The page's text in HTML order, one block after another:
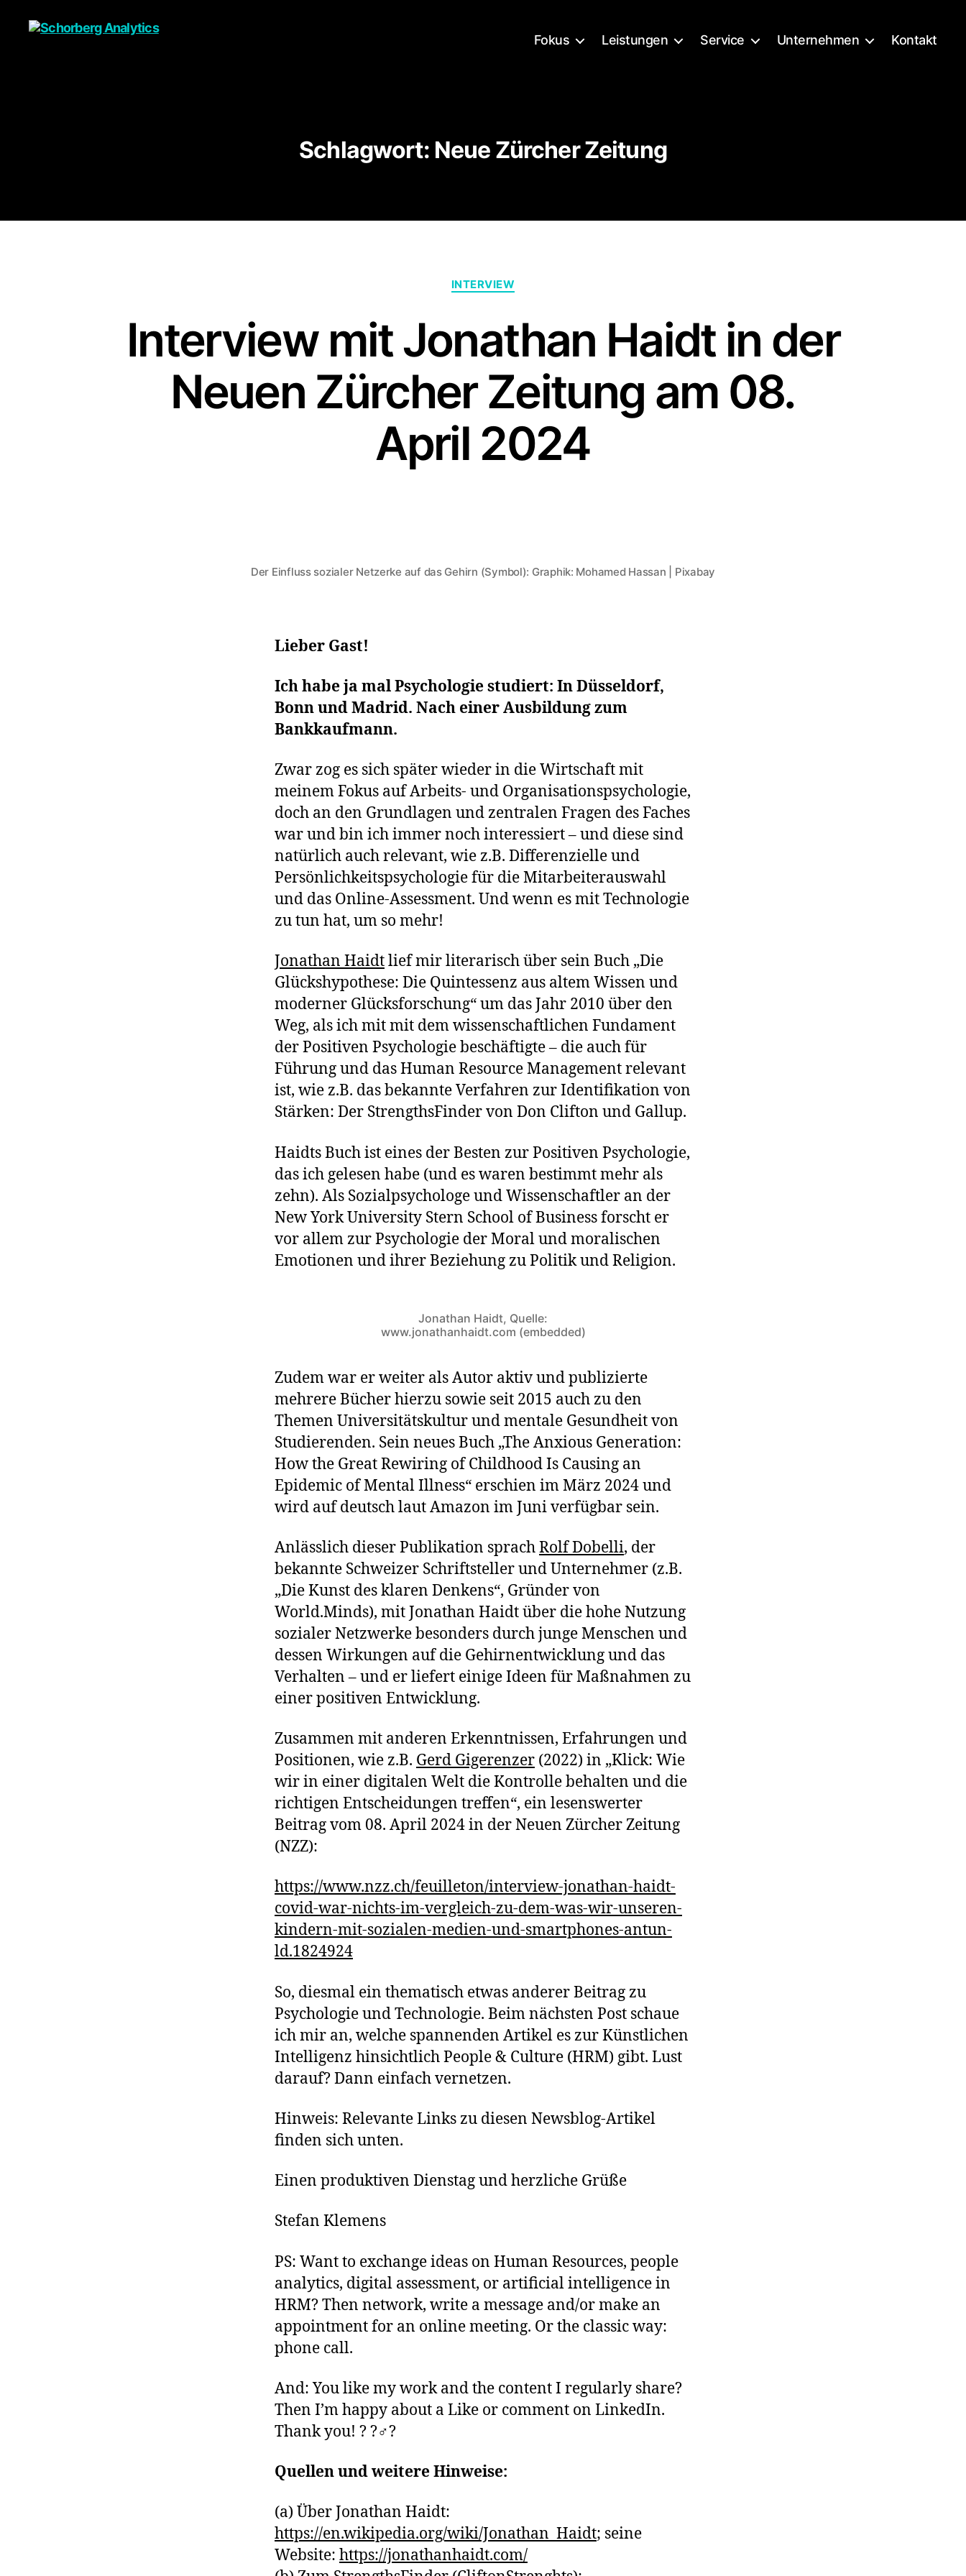
Fokus Leistungen Service Unternehmen Kontakt
Schlagwort: Neue Zürcher Zeitung
Kategorien
INTERVIEW
Interview mit Jonathan Haidt in der
Neuen Zürcher Zeitung am 08.
April 2024
Der Einfluss sozialer Netzerke auf das Gehirn (Symbol): Graphik: Mohamed Hassan | Pixabay
Lieber Gast!
Ich habe ja mal Psychologie studiert: In Düsseldorf,
Bonn und Madrid. Nach einer Ausbildung zum
Bankkaufmann.
Zwar zog es sich später wieder in die Wirtschaft mit
meinem Fokus auf Arbeits- und Organisationspsychologie,
doch an den Grundlagen und zentralen Fragen des Faches
war und bin ich immer noch interessiert – und diese sind
natürlich auch relevant, wie z.B. Differenzielle und
Persönlichkeitspsychologie für die Mitarbeiterauswahl
und das Online-Assessment. Und wenn es mit Technologie
zu tun hat, um so mehr!
Jonathan Haidtlief mir literarisch über sein Buch „Die
Glückshypothese: Die Quintessenz aus altem Wissen und
moderner Glücksforschung“ um das Jahr 2010 über den
Weg, als ich mit mit dem wissenschaftlichen Fundament
der Positiven Psychologie beschäftigte – die auch für
Führung und das Human Resource Management relevant
ist, wie z.B. das bekannte Verfahren zur Identifikation von
Stärken: Der StrengthsFinder von Don Clifton und Gallup.
Haidts Buch ist eines der Besten zur Positiven Psychologie,
das ich gelesen habe (und es waren bestimmt mehr als
zehn). Als Sozialpsychologe und Wissenschaftler an der
New York University Stern School of Business forscht er
vor allem zur Psychologie der Moral und moralischen
Emotionen und ihrer Beziehung zu Politik und Religion.
Jonathan Haidt, Quelle:
www.jonathanhaidt.com (embedded)
Zudem war er weiter als Autor aktiv und publizierte
mehrere Bücher hierzu sowie seit 2015 auch zu den
Themen Universitätskultur und mentale Gesundheit von
Studierenden. Sein neues Buch „The Anxious Generation:
How the Great Rewiring of Childhood Is Causing an
Epidemic of Mental Illness“ erschien im März 2024 und
wird auf deutsch laut Amazon im Juni verfügbar sein.
Anlässlich dieser Publikation sprachRolf Dobelli, der
bekannte Schweizer Schriftsteller und Unternehmer (z.B.
„Die Kunst des klaren Denkens“, Gründer von
World.Minds), mit Jonathan Haidt über die hohe Nutzung
sozialer Netzwerke besonders durch junge Menschen und
dessen Wirkungen auf die Gehirnentwicklung und das
Verhalten – und er liefert einige Ideen für Maßnahmen zu
einer positiven Entwicklung.
Zusammen mit anderen Erkenntnissen, Erfahrungen und
Positionen, wie z.B. Gerd Gigerenzer (2022) in „Klick: Wie
wir in einer digitalen Welt die Kontrolle behalten und die
richtigen Entscheidungen treffen“, ein lesenswerter
Beitrag vom 08. April 2024 in der Neuen Zürcher Zeitung
(NZZ):
https://www.nzz.ch/feuilleton/interview-jonathan-haidt-
covid-war-nichts-im-vergleich-zu-dem-was-wir-unseren-
kindern-mit-sozialen-medien-und-smartphones-antun-
ld.1824924
So, diesmal ein thematisch etwas anderer Beitrag zu
Psychologie und Technologie. Beim nächsten Post schaue
ich mir an, welche spannenden Artikel es zur Künstlichen
Intelligenz hinsichtlich People & Culture (HRM) gibt. Lust
darauf? Dann einfach vernetzen.
Hinweis: Relevante Links zu diesen Newsblog-Artikel
finden sich unten.
Einen produktiven Dienstag und herzliche Grüße
Stefan Klemens
PS: Want to exchange ideas on Human Resources, people
analytics, digital assessment, or artificial intelligence in
HRM? Then network, write a message and/or make an
appointment for an online meeting. Or the classic way:
phone call.
And: You like my work and the content I regularly share?
Then I’m happy about a Like or comment on LinkedIn.
Thank you! ? ?‍♂️?
Quellen und weitere Hinweise:
(a) Über Jonathan Haidt:
https://en.wikipedia.org/wiki/Jonathan_Haidt; seine
Website: https://jonathanhaidt.com/